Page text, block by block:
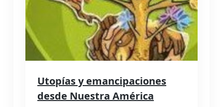
Utopías y emancipaciones
desde Nuestra América